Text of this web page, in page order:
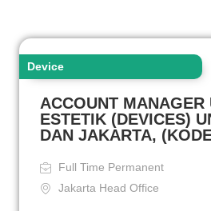
Device
ACCOUNT MANAGER
ESTETIK (DEVICES)
DAN JAKARTA,
Full Time Permanent
Jakarta Head Office